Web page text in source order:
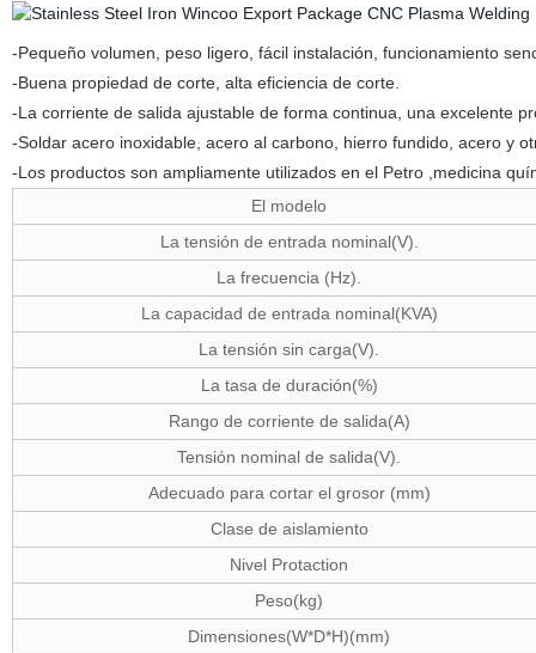
-Pequeño volumen, peso ligero, fácil instalación, funcionamiento
-Buena propiedad de corte, alta eficiencia de corte.
-La corriente de salida ajustable de forma continua, una excelente
-Soldar acero inoxidable, acero al carbono, hierro fundido, acero y
-Los productos son ampliamente utilizados en el Petro ,medicina
El modelo
La tensión de entrada nominal(V).
La frecuencia (Hz).
La capacidad de entrada nominal(KVA)
La tensión sin carga(V).
La tasa de duración(%)
Rango de corriente de salida(A)
Tensión nominal de salida(V).
Adecuado para cortar el grosor (mm)
Clase de aislamiento
Nivel Protaction
Peso(kg)
Dimensiones(W*D*H)(mm)